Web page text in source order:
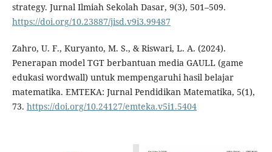
strategy. Jurnal Ilmiah Sekolah Dasar, 9(3), 501–509.
https://doi.org/10.23887/jisd.v9i3.99487
Zahro, U. F., Kuryanto, M. S., & Riswari, L. A. (2024).
Penerapan model TGT berbantuan media GAULL (game
edukasi wordwall) untuk mempengaruhi hasil belajar
matematika. EMTEKA: Jurnal Pendidikan Matematika, 5(1),
73. https://doi.org/10.24127/emteka.v5i1.5404